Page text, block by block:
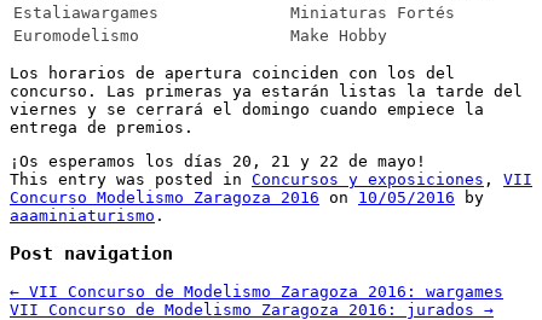
Estaliawargames
Miniaturas Fortés
Euromodelismo
Make Hobby
Los horarios de apertura coinciden con los del
concurso. Las primeras ya estarán listas la tarde del
viernes y se cerrará el domingo cuando empiece la
entrega de premios.
¡Os esperamos los días 20, 21 y 22 de mayo!
This entry was posted in Concursos y exposiciones , VII
Concurso Modelismo Zaragoza 2016 on 10/05/2016 by
aaaminiaturismo .
Post navigation
← VII Concurso de Modelismo Zaragoza 2016: wargames
VII Concurso de Modelismo Zaragoza 2016: jurados →